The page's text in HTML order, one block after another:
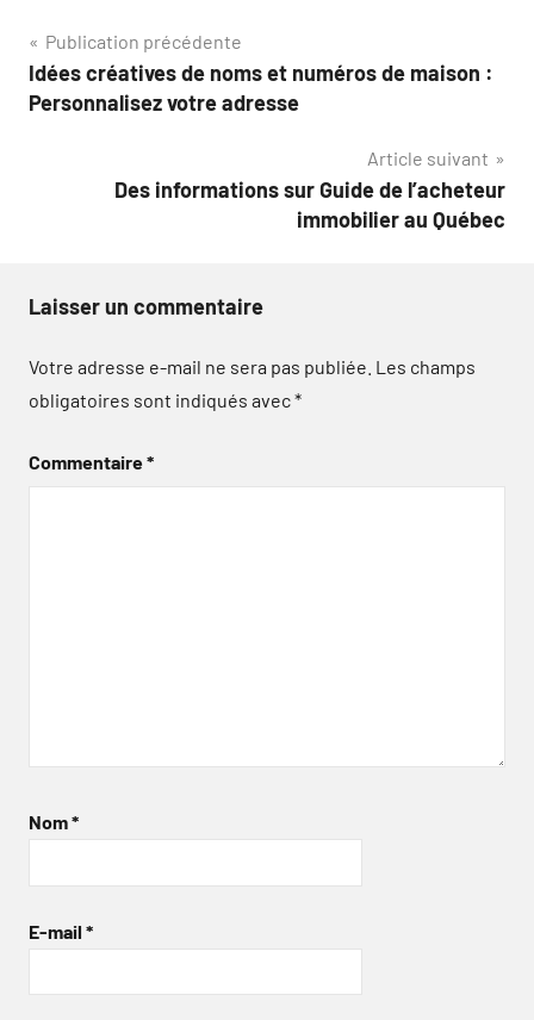
Navigation
de
Publication précédente
Idées créatives de noms et numéros de maison :
Personnalisez votre adresse
Article suivant
Des informations sur Guide de l’acheteur
immobilier au Québec
Laisser un commentaire
Votre adresse e-mail ne sera pas publiée. Les champs
obligatoires sont indiqués avec*
Commentaire*
Nom*
E-mail *